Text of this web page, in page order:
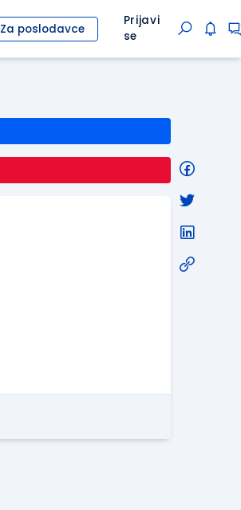
Za poslodavce
Prijavi
se